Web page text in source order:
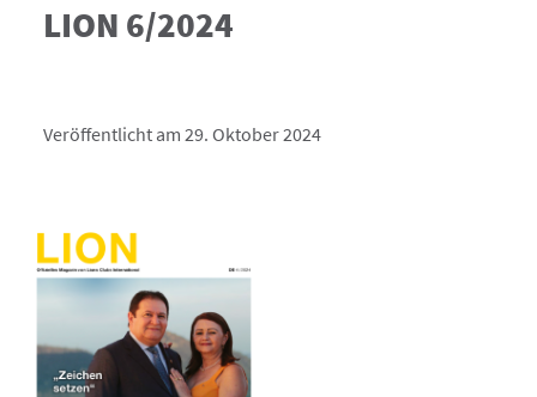
LION 6/2024
Veröffentlicht am 29. Oktober 2024